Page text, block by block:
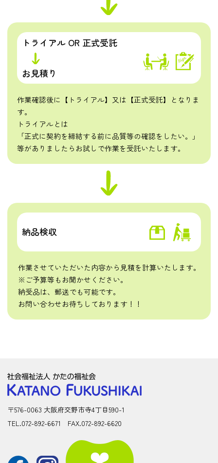
トライアル OR 正式受託
お見積り
作業確認後に【トライアル】又は【正式受託】となりま
す。
トライアルとは
「正式に契約を締結する前に品質等の確認をしたい。」
等がありましたらお試しで作業を受託いたします。
納品検収
作業させていただいた内容から見積を計算いたします。
※ご予算等もお聞かせください。
納受品は、郵送でも可能です。
お問い合わせお待ちしております！！
〒576-0063 大阪府交野市寺4丁目590-1
TEL.072-892-6671 FAX.072-892-6620